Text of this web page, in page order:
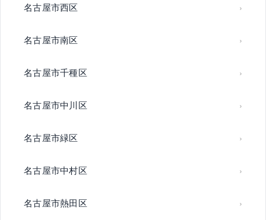
名古屋市西区
名古屋市南区
名古屋市千種区
名古屋市中川区
名古屋市緑区
名古屋市中村区
名古屋市熱田区